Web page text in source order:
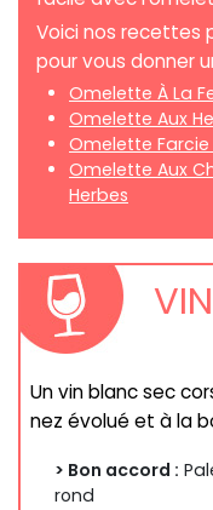
Voici nos recettes
pour vous donner
Omelette À La
Omelette Aux
Omelette
Omelette Aux
Herbes
Un vin blanc sec
nez évolué et à la
> Bon accord :
rond